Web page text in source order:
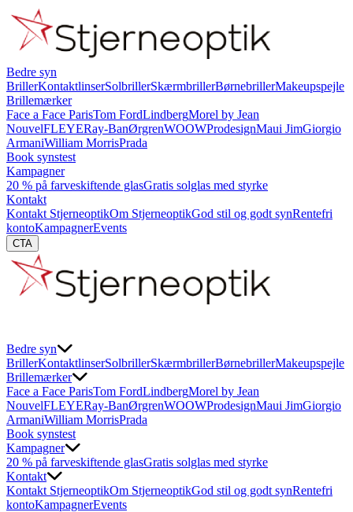
Bedre syn
BrillerKontaktlinserSolbrillerSkærmbrillerBørnebrillerMakeupspejle
Brillemærker
Face a Face ParisTom FordLindbergMorel by Jean
NouvelFLEYERay-BanØrgrenWOOWProdesignMaui JimGiorgio
ArmaniWilliam MorrisPrada
Book synstest
Kampagner
20 % på farveskiftende glasGratis solglas med styrke
Kontakt
Kontakt StjerneoptikOm StjerneoptikGod stil og godt synRentefri
kontoKampagnerEvents
CTA
Bedre syn
BrillerKontaktlinserSolbrillerSkærmbrillerBørnebrillerMakeupspejle
Brillemærker
Face a Face ParisTom FordLindbergMorel by Jean
NouvelFLEYERay-BanØrgrenWOOWProdesignMaui JimGiorgio
ArmaniWilliam MorrisPrada
Book synstest
Kampagner
20 % på farveskiftende glasGratis solglas med styrke
Kontakt
Kontakt StjerneoptikOm StjerneoptikGod stil og godt synRentefri
kontoKampagnerEvents